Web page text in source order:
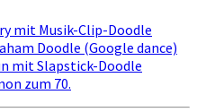
mit Musik-Clip-Doodle
Doodle (Google dance)
mit Slapstick-Doodle
zum 70.